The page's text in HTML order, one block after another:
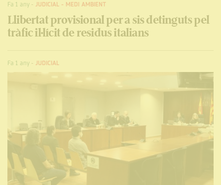
Fa 1 any-JUDICIAL - MEDI AMBIENT
Llibertat provisional per a sis detinguts pel
tràfic il·lícit de residus italians
Fa 1 any-JUDICIAL